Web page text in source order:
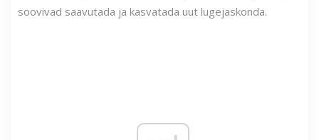
soovivad saavutada ja kasvatada uut lugejaskonda.